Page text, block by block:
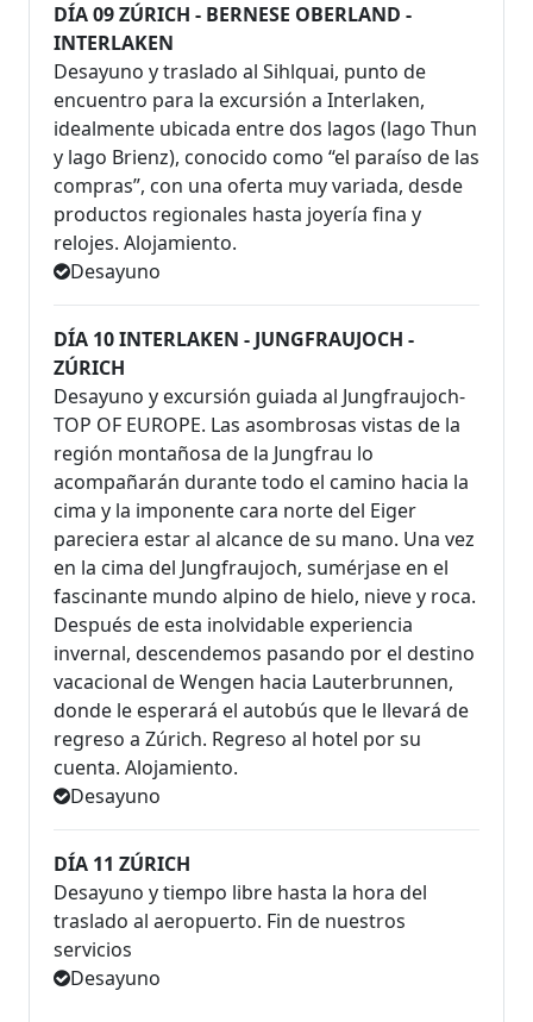
DÍA 09 ZÚRICH - BERNESE OBERLAND -
INTERLAKEN
Desayuno y traslado al Sihlquai, punto de
encuentro para la excursión a Interlaken,
idealmente ubicada entre dos lagos (lago Thun
y lago Brienz), conocido como “el paraíso de las
compras”, con una oferta muy variada, desde
productos regionales hasta joyería fina y
relojes. Alojamiento.
Desayuno
DÍA 10 INTERLAKEN - JUNGFRAUJOCH -
ZÚRICH
Desayuno y excursión guiada al Jungfraujoch-
TOP OF EUROPE. Las asombrosas vistas de la
región montañosa de la Jungfrau lo
acompañarán durante todo el camino hacia la
cima y la imponente cara norte del Eiger
pareciera estar al alcance de su mano. Una vez
en la cima del Jungfraujoch, sumérjase en el
fascinante mundo alpino de hielo, nieve y roca.
Después de esta inolvidable experiencia
invernal, descendemos pasando por el destino
vacacional de Wengen hacia Lauterbrunnen,
donde le esperará el autobús que le llevará de
regreso a Zúrich. Regreso al hotel por su
cuenta. Alojamiento.
Desayuno
DÍA 11 ZÚRICH
Desayuno y tiempo libre hasta la hora del
traslado al aeropuerto. Fin de nuestros
servicios
Desayuno